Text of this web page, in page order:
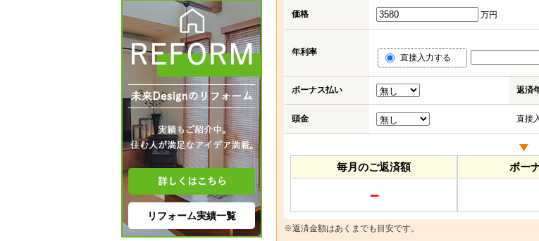
価格 万円
年利率
直接入力する
ボーナス払い 返済
頭金 直接
毎月のご返済額
－
ボー
※返済金額はあくまでも目安です。
リフォーム実績一覧